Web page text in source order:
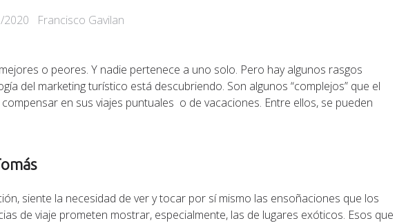
2020 Francisco Gavilan
o peores. Y nadie pertenece a uno solo. Pero hay algunos rasgos
del marketing turístico está descubriendo. Son algunos “complejos” que el
en sus viajes puntuales o de vacaciones. Entre ellos, se pueden
siente la necesidad de ver y tocar por sí mismo las ensoñaciones que los
de viaje prometen mostrar, especialmente, las de lugares exóticos. Esos que